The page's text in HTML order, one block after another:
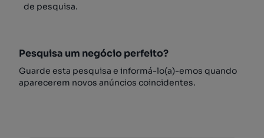
de pesquisa.
Pesquisa um negócio perfeito?
Guarde esta pesquisa e informá-lo(a)-emos quando
aparecerem novos anúncios coincidentes.